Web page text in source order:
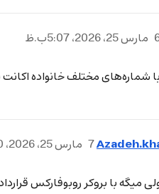
مارس 25، 2026، 5:07ب.ظ
با شماره‌های مختلف خانواده
مارس 25، 2026، 5:10ب.ظ 7
میگه با بروکر روبوفارکس